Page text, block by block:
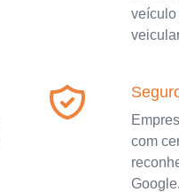
veículo
com